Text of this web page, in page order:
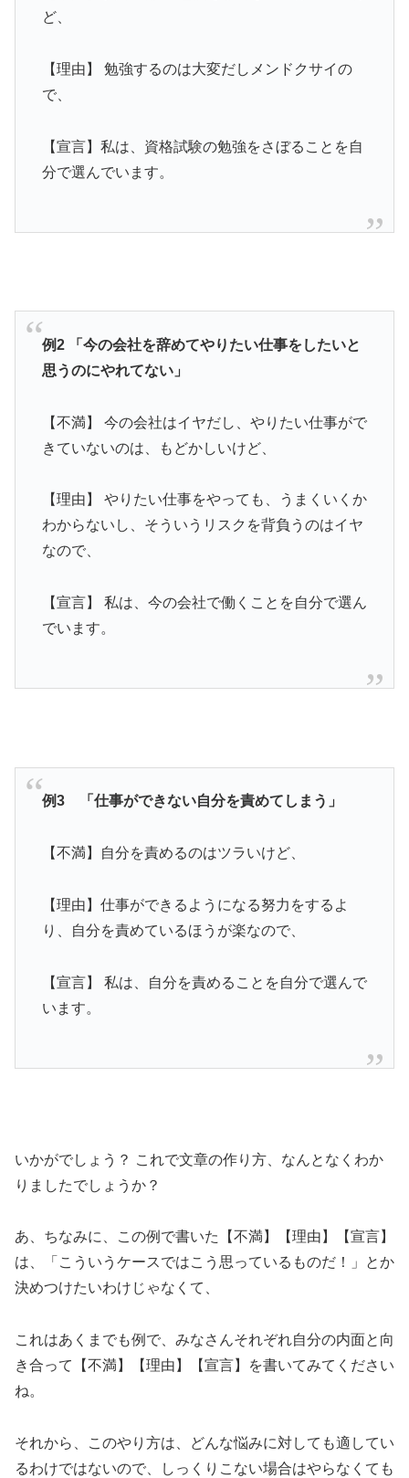
ど、
【理由】 勉強するのは大変だしメンドクサイの
で、
【宣言】私は、資格試験の勉強をさぼることを自
分で選んでいます。
例2 「今の会社を辞めてやりたい仕事をしたいと
思うのにやれてない」
【不満】 今の会社はイヤだし、やりたい仕事がで
きていないのは、もどかしいけど、
【理由】 やりたい仕事をやっても、うまくいくか
わからないし、そういうリスクを背負うのはイヤ
なので、
【宣言】 私は、今の会社で働くことを自分で選ん
でいます。
例3 「仕事ができない自分を責めてしまう」
【不満】自分を責めるのはツラいけど、
【理由】仕事ができるようになる努力をするよ
り、自分を責めているほうが楽なので、
【宣言】 私は、自分を責めることを自分で選んで
います。
いかがでしょう？ これで文章の作り方、なんとなくわか
りましたでしょうか？
あ、ちなみに、この例で書いた【不満】【理由】【宣言】
は、「こういうケースではこう思っているものだ！」とか
決めつけたいわけじゃなくて、
これはあくまでも例で、みなさんそれぞれ自分の内面と向
き合って【不満】【理由】【宣言】を書いてみてください
ね。
それから、このやり方は、どんな悩みに対しても適してい
るわけではないので、しっくりこない場合はやらなくても